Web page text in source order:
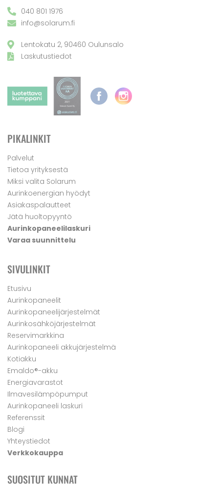
040 801 1976
info@solarum.fi
Lentokatu 2, 90460 Oulunsalo
Laskutustiedot
PIKALINKIT
Palvelut
Tietoa yrityksestä
Miksi valita Solarum
Aurinkoenergian hyödyt
Asiakaspalautteet
Jätä huoltopyyntö
Aurinkopaneelilaskuri
Varaa suunnittelu
SIVULINKIT
Etusivu
Aurinkopaneelit
Aurinkopaneelijärjestelmät
Aurinkosähköjärjestelmät
Reservimarkkina
Aurinkopaneeli akkujärjestelmä
Kotiakku
Emaldo®-akku
Energiavarastot
Ilmavesilämpöpumput
Aurinkopaneeli laskuri
Referenssit
Blogi
Yhteystiedot
Verkkokauppa
SUOSITUT KUNNAT